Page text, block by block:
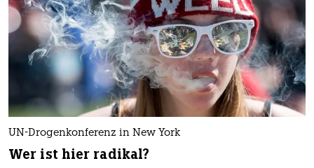
UN-Drogenkonferenz in New York
Wer ist hier radikal?